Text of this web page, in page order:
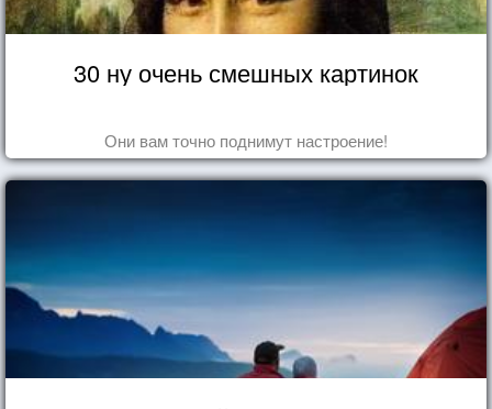
30 ну очень смешных картинок
Они вам точно поднимут настроение!